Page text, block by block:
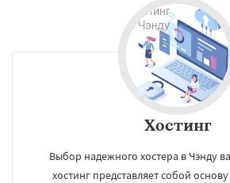
Хостинг
Выбор надежного хостера в Чэнду
хостинг представляет собой